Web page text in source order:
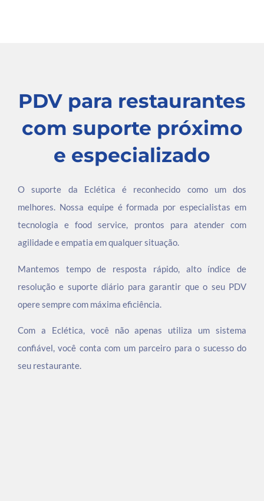
PDV para restaurantes
com suporte próximo
e especializado
O suporte da Eclética é reconhecido como um dos
melhores. Nossa equipe é formada por especialistas em
tecnologia e food service, prontos para atender com
agilidade e empatia em qualquer situação.
Mantemos tempo de resposta rápido, alto índice de
resolução e suporte diário para garantir que o seu PDV
opere sempre com máxima eficiência.
Com a Eclética, você não apenas utiliza um sistema
confiável, você conta com um parceiro para o sucesso do
seu restaurante.